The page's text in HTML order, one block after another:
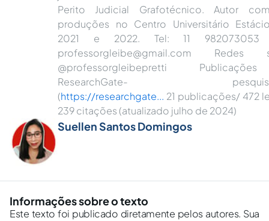
Perito Judicial Grafotécnico. Autor
produções no Centro Universitário
2021 e 2022. Tel: 11 982073053
professorgleibe@gmail.com Redes
@professorgleibepretti
ResearchGate-
(https://researchgate... 21 publicações/ 472
239 citações (atualizado julho de 2024)
Suellen Santos Domingos
Informações sobre o texto
Este texto foi publicado diretamente pelos autores. Sua